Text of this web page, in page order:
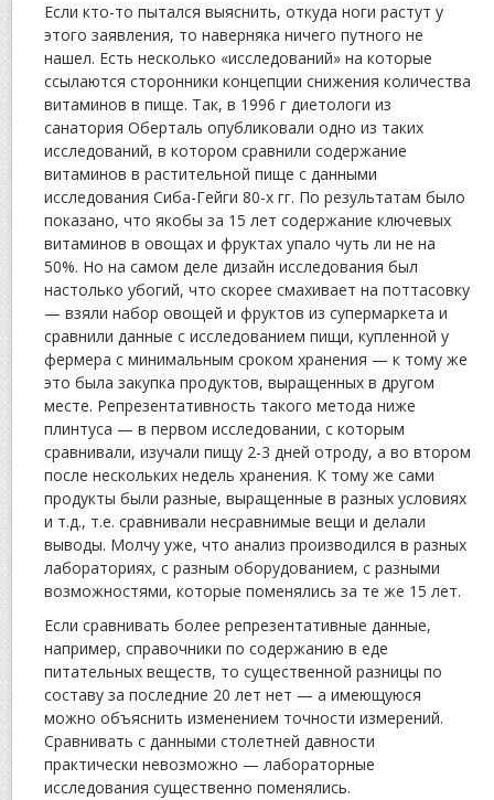
Если кто-то пытался выяснить, откуда ноги растут у
этого заявления, то наверняка ничего путного не
нашел. Есть несколько «исследований» на которые
ссылаются сторонники концепции снижения количества
витаминов в пище. Так, в 1996 г диетологи из
санатория Оберталь опубликовали одно из таких
исследований, в котором сравнили содержание
витаминов в растительной пище с данными
исследования Сиба-Гейги 80-х гг. По результатам было
показано, что якобы за 15 лет содержание ключевых
витаминов в овощах и фруктах упало чуть ли не на
50%. Но на самом деле дизайн исследования был
настолько убогий, что скорее смахивает на поттасовку
— взяли набор овощей и фруктов из супермаркета и
сравнили данные с исследованием пищи, купленной у
фермера с минимальным сроком хранения — к тому же
это была закупка продуктов, выращенных в другом
месте. Репрезентативность такого метода ниже
плинтуса — в первом исследовании, с которым
сравнивали, изучали пищу 2-3 дней отроду, а во втором
после нескольких недель хранения. К тому же сами
продукты были разные, выращенные в разных условиях
и т.д., т.е. сравнивали несравнимые вещи и делали
выводы. Молчу уже, что анализ производился в разных
лабораториях, с разным оборудованием, с разными
возможностями, которые поменялись за те же 15 лет.
Если сравнивать более репрезентативные данные,
например, справочники по содержанию в еде
питательных веществ, то существенной разницы по
составу за последние 20 лет нет — а имеющуюся
можно объяснить изменением точности измерений.
Сравнивать с данными столетней давности
практически невозможно — лабораторные
исследования существенно поменялись.